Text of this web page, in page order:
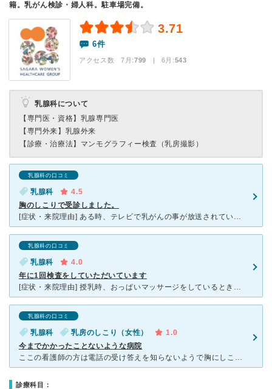
籍。乳がん検診・婦人科。駐車場完備。
3.71
6件
アクセス数 7月:799 | 6月:543
乳腺科について
【専門医・資格】 乳腺専門医
【専門外来】 乳腺外来
【診療・治療法】 マンモグラフィー検査（乳房撮影）
乳腺科の口コミ
乳腺科
4.5
胸のしこりで受診しました。
[症状・来院理由] ある時、テレビで乳がんの事が放送されていました。なんとなく、手で自分の胸を触ったところ、左胸に梅干のタネくらいのしこりを発見しました。 痛みもなかったのですが、心配になりweb
乳腺科の口コミ
乳腺科
4.0
年に1回検査をしていただいています
[症状・来院理由] 授乳時、おっぱいマッサージをしているときに胸にしこりがあるのを発見し、乳腺科では有名なこちらの病院を受診しました。 [医師の診断・治療法] 電話で授乳中であること、しこりがあ
乳腺科の口コミ
乳腺科 乳房のしこり（女性）
1.0
今までかかったことないような病院
ここの看護師の方は電話の受け答えを知らないようで胸にしこりができたので初診で受診するか迷って音声ガイダンスで「患者」を選択して進んで電話して「すみません今からそちらに伺おうかと考えてるんですけども…」
診療科目：